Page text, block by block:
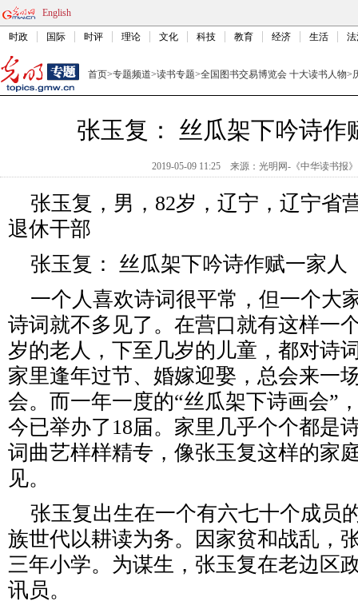
English
时政 国际 时评 理论 文化 科技 教育 经济 生活
首页>专题频道>读书专题>全国图书交易博览会 十大读书人物>
张玉复： 丝瓜架下吟诗作
2019-05-09 11:25 来源： 光明网-《中华读书报》
张玉复，男，82岁，辽宁，辽宁省
退休干部
张玉复： 丝瓜架下吟诗作赋一家人
一个人喜欢诗词很平常，但一个大
诗词就不多见了。在营口就有这样一
岁的老人，下至几岁的儿童，都对诗
家里逢年过节、婚嫁迎娶，总会来一
会。而一年一度的“丝瓜架下诗画会”
今已举办了18届。家里几乎个个都是
词曲艺样样精专，像张玉复这样的家
见。
张玉复出生在一个有六七十个成员
族世代以耕读为务。因家贫和战乱，
三年小学。为谋生，张玉复在老边区
讯员。